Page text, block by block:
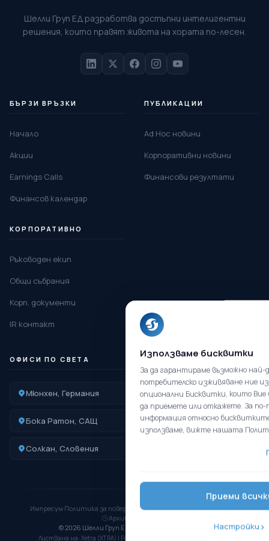
Шелли Груп ЕД разработва достъпни интелигентни
решения, които правят живота на хората по-лесен.
БЪРЗИ ВРЪЗКИ
Начало
Акции
Earnings Calls
Финансов календар
ПУБЛИКАЦИИ
Ad Hoc новини
Корпоративни новини
Финансови резултати
КОРПОРАТИВНО
Ръководен екип
Общи събрания
Корп. документи
IR контакт
ОФИСИ ПО СВЕТА
Мюнхен, Германия София, България
Бока Ратон, САЩ Шънджън, Китай
Солкан, Словения
Импресум Политика за поверителност·Сигнали·Достъпност·
Архив Allterco.com
© 2026 Шелли Груп ЕД. Всички права запазени.
Листвана на: Xetra (XTRA) | Frankfurt SE | BSE | ISIN: BG1100003166
Използваме бисквитки
За да гарантираме възможно най-
потребителско изживяване ние
опционални Бисквитки, които
да приемете или откажете. За по-
информация относно
използваме, вижте нашата
Приеми
Настройки